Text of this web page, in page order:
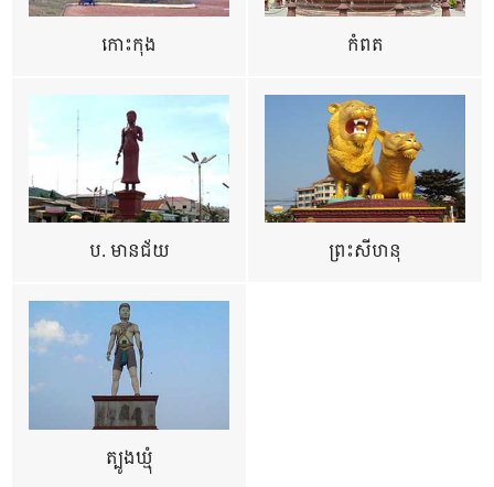
កោះកុង កំពត
ប. មានជ័យ ព្រះសីហនុ
ត្បូងឃ្មុំ